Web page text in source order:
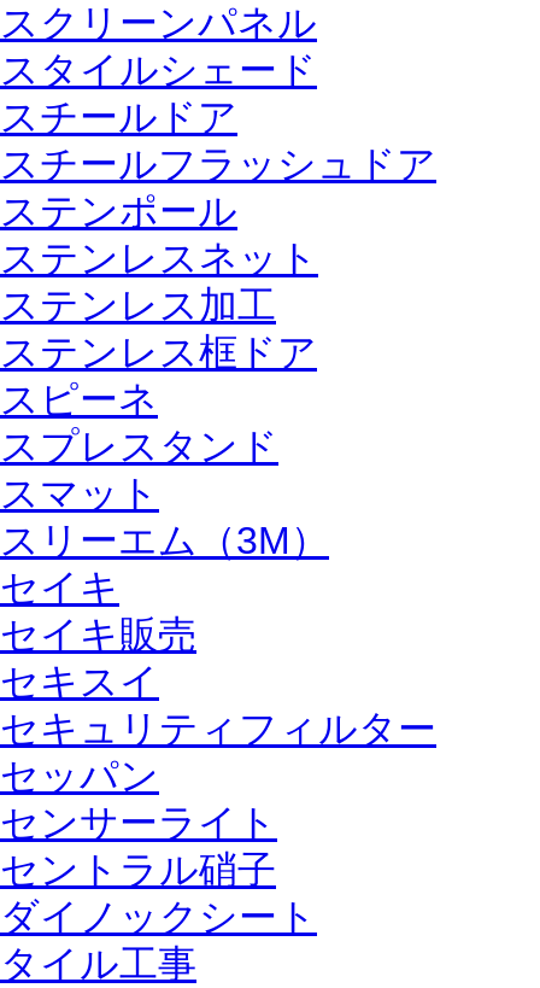
スクリーンパネル
スタイルシェード
スチールドア
スチールフラッシュドア
ステンポール
ステンレスネット
ステンレス加工
ステンレス框ドア
スピーネ
スプレスタンド
スマット
スリーエム（3M）
セイキ
セイキ販売
セキスイ
セキュリティフィルター
セッパン
センサーライト
セントラル硝子
ダイノックシート
タイル工事